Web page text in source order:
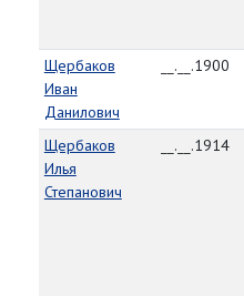
Щербаков
Иван
Данилович
__.__.1900
Щербаков
Илья
Степанович
__.__.1914